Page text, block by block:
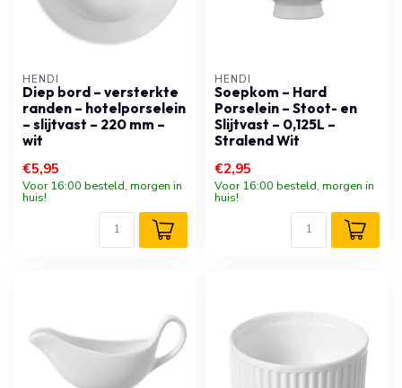
HENDI
Diep bord – versterkte
randen – hotelporselein
– slijtvast – 220 mm –
wit
€5,95
Voor 16:00 besteld, morgen in
huis!
HENDI
Soepkom – Hard
Porselein – Stoot- en
Slijtvast – 0,125L –
Stralend Wit
€2,95
Voor 16:00 besteld, morgen in
huis!